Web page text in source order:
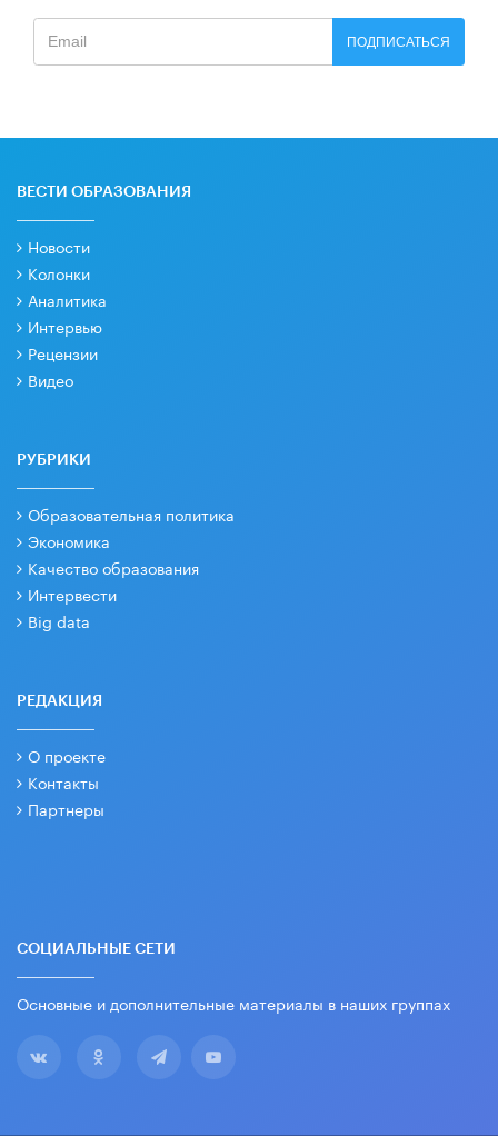
ПОДПИСАТЬСЯ
ВЕСТИ ОБРАЗОВАНИЯ
Новости
Колонки
Аналитика
Интервью
Рецензии
Видео
РУБРИКИ
Образовательная политика
Экономика
Качество образования
Интервести
Big data
РЕДАКЦИЯ
О проекте
Контакты
Партнеры
СОЦИАЛЬНЫЕ СЕТИ
Основные и дополнительные материалы в наших группах